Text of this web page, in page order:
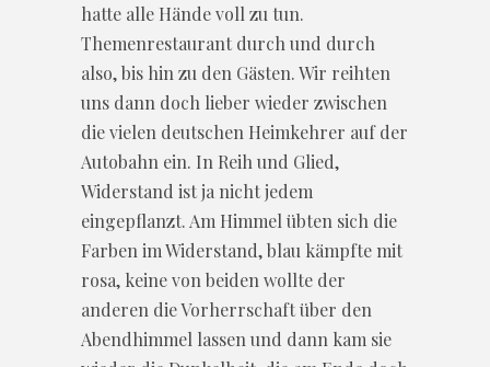
hatte alle Hände voll zu tun.
Themenrestaurant durch und durch
also, bis hin zu den Gästen. Wir reihten
uns dann doch lieber wieder zwischen
die vielen deutschen Heimkehrer auf der
Autobahn ein. In Reih und Glied,
Widerstand ist ja nicht jedem
eingepflanzt. Am Himmel übten sich die
Farben im Widerstand, blau kämpfte mit
rosa, keine von beiden wollte der
anderen die Vorherrschaft über den
Abendhimmel lassen und dann kam sie